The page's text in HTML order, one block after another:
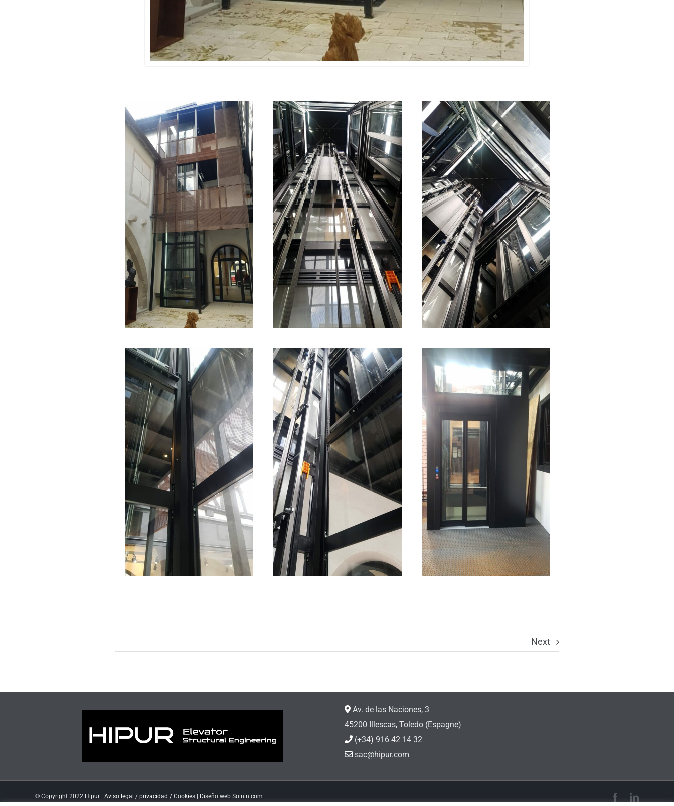
Next
Av. de las Naciones, 3
45200 Illescas, Toledo (Espagne)
(+34) 916 42 14 32
sac@hipur.com
© Copyright 2022 Hipur | Aviso legal / privacidad / Cookies | Diseño web Soinin.com FacebookLinkedIn